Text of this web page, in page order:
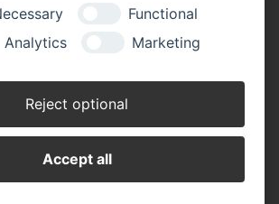
Telefon: 04202 91 03 50
achim(at)bbm-baumarkt.de
8.30 - 19.00 Uhr
Samstag:
8.30 - 18.00 Uhr
Functional
Analytics
Marketing
Reject optional
Accept all